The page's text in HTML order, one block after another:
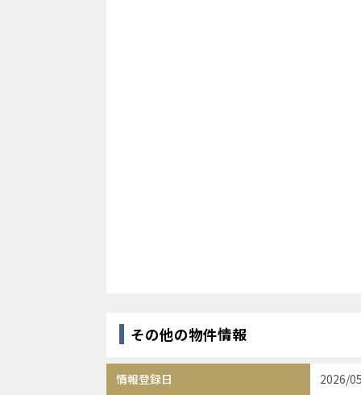
その他の物件情報
情報登録日 2026/